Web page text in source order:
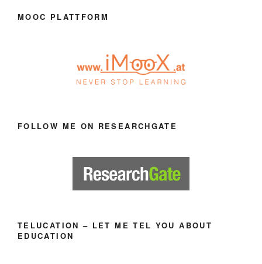
MOOC PLATTFORM
FOLLOW ME ON RESEARCHGATE
TELUCATION – LET ME TEL YOU ABOUT
EDUCATION